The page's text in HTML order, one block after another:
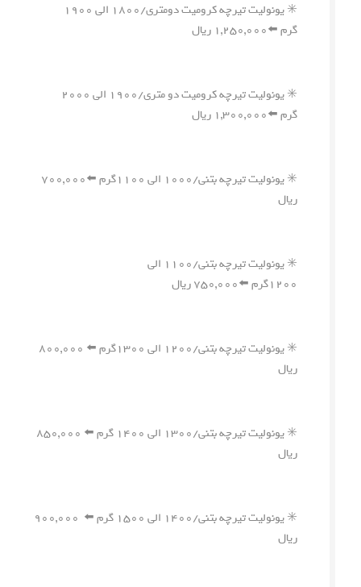
✳️ یونولیت تیرچه کرومیت دومتری/۱۸۰۰ الی ۱۹۰۰
گرم ⬅️۱,۲۵۰,۰۰۰ ریال
✳️ یونولیت تیرچه کرومیت دو متری/۱۹۰۰ الی ۲۰۰۰
گرم ⬅️۱,۳۰۰,۰۰۰ ریال
✳️ یونولیت تیرچه بتنی/۱۰۰۰ الی ۱۱۰۰گرم ⬅️۷۰۰,۰۰۰
ریال
✳️ یونولیت تیرچه بتنی/۱۱۰۰ الی
۱۲۰۰گرم ⬅️۷۵۰,۰۰۰ ریال
✳️ یونولیت تیرچه بتنی/۱۲۰۰ الی ۱۳۰۰گرم ⬅️ ۸۰۰,۰۰۰
ریال
✳️ یونولیت تیرچه بتنی/۱۳۰۰ الی ۱۴۰۰ گرم ⬅️ ۸۵۰,۰۰۰
ریال
✳️ یونولیت تیرچه بتنی/۱۴۰۰ الی ۱۵۰۰ گرم ⬅️ ۹۰۰,۰۰۰
ریال